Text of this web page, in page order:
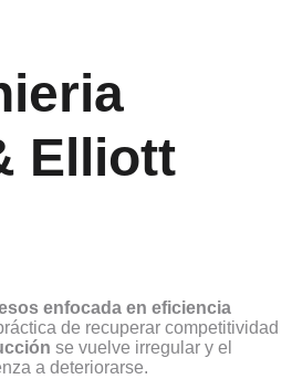
Elliott
enfocada en eficiencia
de recuperar competitividad
se vuelve irregular y el
a deteriorarse.